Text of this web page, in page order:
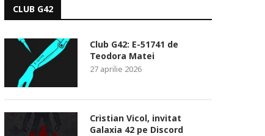
CLUB G42
Club G42: E-51741 de
Teodora Matei
27 aprilie 2026
Cristian Vicol, invitat
Galaxia 42 pe Discord